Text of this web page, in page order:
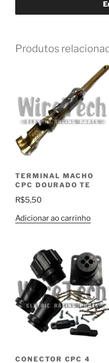
Produtos
TERMINAL MACHO
CPC DOURADO TE
R$5,50
Adicionar ao carrinho
CONECTOR CPC 4